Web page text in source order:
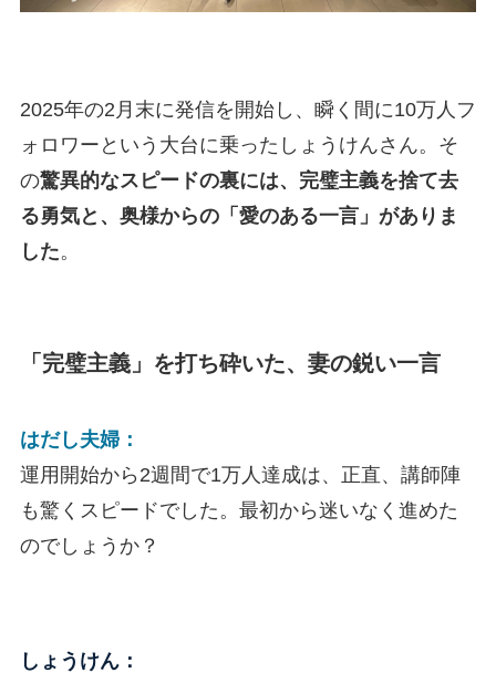
2025年の2月末に発信を開始し、瞬く間に10万人フ
ォロワーという大台に乗ったしょうけんさん。そ
の驚異的なスピードの裏には、完璧主義を捨て去
る勇気と、奥様からの「愛のある一言」がありま
した。
「完璧主義」を打ち砕いた、妻の鋭い一言
はだし夫婦：
運用開始から2週間で1万人達成は、正直、講師陣
も驚くスピードでした。最初から迷いなく進めた
のでしょうか？
しょうけん：